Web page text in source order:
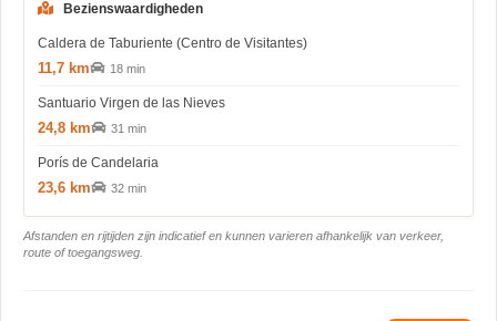
Bezienswaardigheden
Caldera de Taburiente (Centro de Visitantes)
11,7 km 18 min
Santuario Virgen de las Nieves
24,8 km 31 min
Porís de Candelaria
23,6 km 32 min
Afstanden en rijtijden zijn indicatief en kunnen varieren afhankelijk van verkeer,
route of toegangsweg.